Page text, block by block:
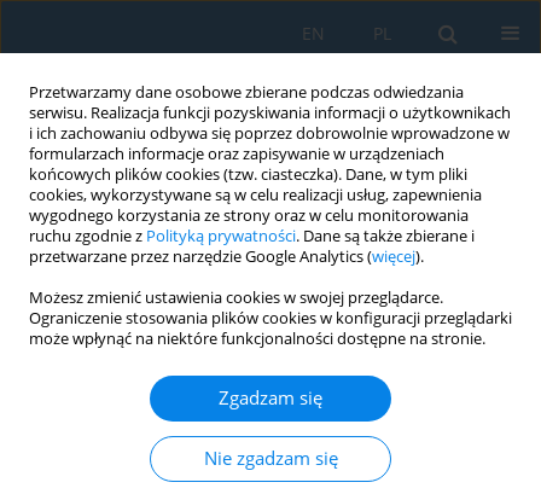
Przetwarzamy dane osobowe zbierane podczas odwiedzania
serwisu. Realizacja funkcji pozyskiwania informacji o użytkownikach
i ich zachowaniu odbywa się poprzez dobrowolnie wprowadzone w
formularzach informacje oraz zapisywanie w urządzeniach
końcowych plików cookies (tzw. ciasteczka). Dane, w tym pliki
cookies, wykorzystywane są w celu realizacji usług, zapewnienia
wygodnego korzystania ze strony oraz w celu monitorowania
ruchu zgodnie z Polityką prywatności. Dane są także zbierane i
przetwarzane przez narzędzie Google Analytics (więcej).
Możesz zmienić ustawienia cookies w swojej przeglądarce.
Ograniczenie stosowania plików cookies w konfiguracji przeglądarki
może wpłynąć na niektóre funkcjonalności dostępne na stronie.
Zgadzam się
Nie zgadzam się
PL
EN
Słowo kluczowemedical device
Accuracy and Repeatability of Limb Scans
Obtained on the Semi-Automatic Measuring
Radosław Wichniarek,Filip Górski,Wiesław Kuczko,
Adv. Sci. Technol. Res. J. 2020; 14(4):220-228